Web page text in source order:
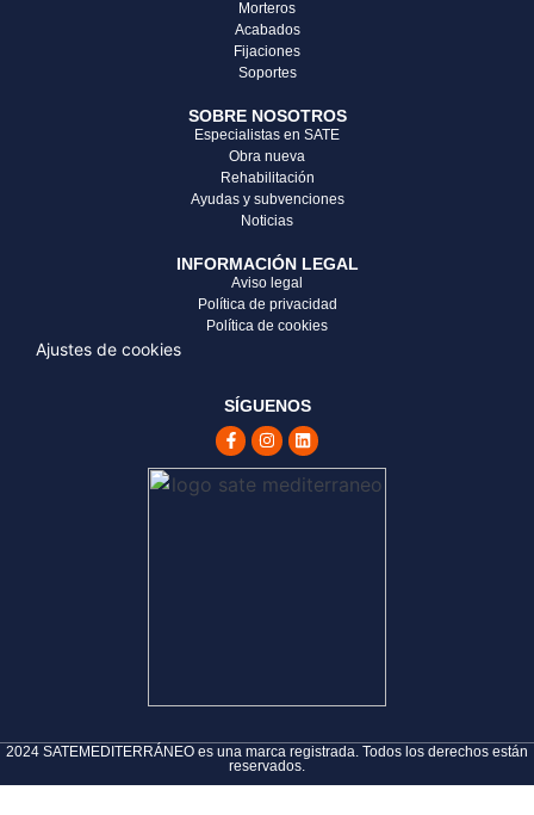
Morteros
Acabados
Fijaciones
Soportes
SOBRE NOSOTROS
Especialistas en SATE
Obra nueva
Rehabilitación
Ayudas y subvenciones
Noticias
INFORMACIÓN LEGAL
Aviso legal
Política de privacidad
Política de cookies
Ajustes de cookies
SÍGUENOS
2024 SATEMEDITERRÁNEO es una marca registrada. Todos los derechos están
reservados.